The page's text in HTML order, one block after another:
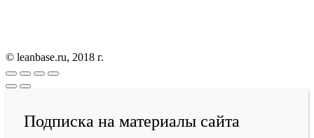
© leanbase.ru, 2018 г.
Подписка на материалы сайта